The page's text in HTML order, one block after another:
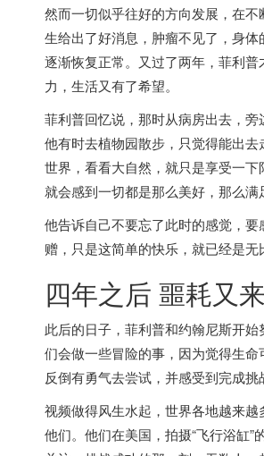
然而一切似乎往好的方向发展，在不
生给出了好消息，肿瘤不见了，身体
逐渐恢复正常。又过了两年，菲利普
力，生活又有了希望。
菲利普回忆说，那时从病房出去，旁
他有时去植物园散步，只觉得能出去
世界，看看大自然，就只是享受一下
就会感到一切都是那么美好，那么满
他告诉自己不要忘了此时的感觉，要
赠，只是这简单的快乐，就已经是无
四年之后 噩耗又
此后的日子，菲利普和约翰尼斯开
们会做一些冒险的事，因为觉得生命
反倒有勇气去尝试，并感受到完成挑
视频做得风生水起，世界各地越来越
他们。他们在美国，拍摄“飞行浴缸”